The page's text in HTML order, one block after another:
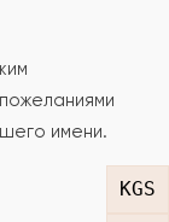
KGS
имени.